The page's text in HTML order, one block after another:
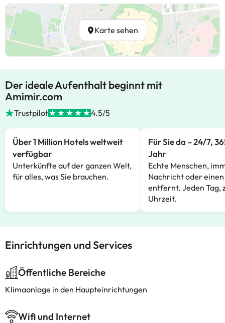
Karte sehen
Der ideale Aufenthalt beginnt mit
Amimir.com
Trustpilot 4.5/5
Über 1 Million Hotels weltweit
verfügbar
Unterkünfte auf der ganzen Welt,
für alles, was Sie brauchen.
Für Sie da – 24/7,
Jahr
Echte Menschen,
Nachricht oder
entfernt. Jeden Tag,
Uhrzeit.
Einrichtungen und Services
Öffentliche Bereiche
Klimaanlage in den Haupteinrichtungen
Wifi und Internet